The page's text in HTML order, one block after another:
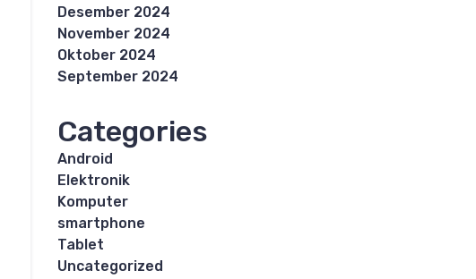
Desember 2024
November 2024
Oktober 2024
September 2024
Categories
Android
Elektronik
Komputer
smartphone
Tablet
Uncategorized